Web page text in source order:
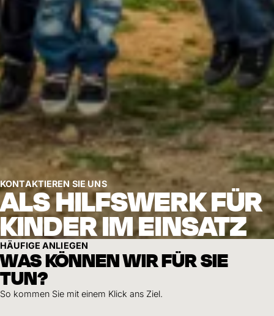
KONTAKTIEREN SIE UNS
ALS HILFSWERK FÜR
KINDER IM EINSATZ
HÄUFIGE ANLIEGEN
WAS KÖNNEN WIR FÜR SIE
TUN?
So kommen Sie mit einem Klick ans Ziel.